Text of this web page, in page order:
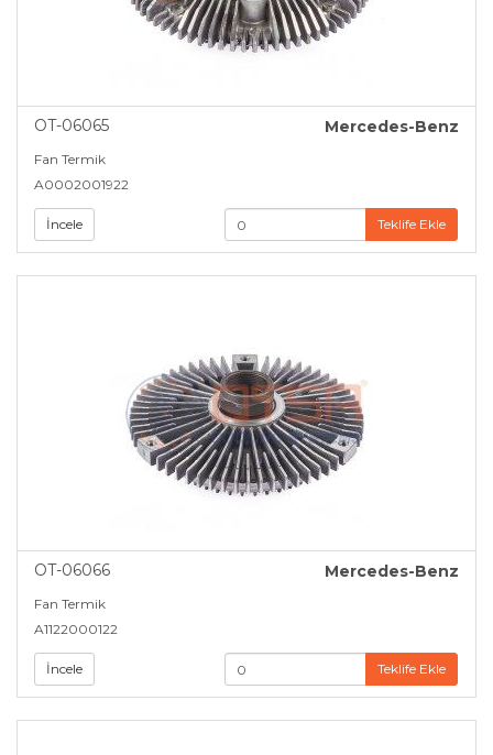
OT-06065 Mercedes-Benz
Fan Termik
A0002001922
İncele Teklife Ekle
OT-06066 Mercedes-Benz
Fan Termik
A1122000122
İncele Teklife Ekle